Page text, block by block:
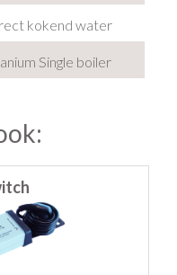
kokend water
Single boiler